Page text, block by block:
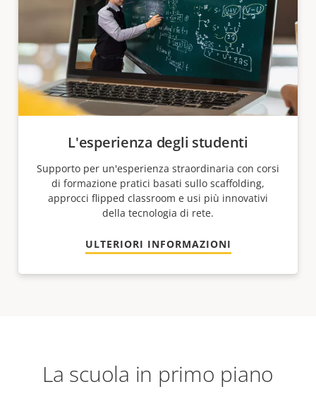
L'esperienza degli studenti
Supporto per un'esperienza straordinaria con corsi
di formazione pratici basati sullo scaffolding,
approcci flipped classroom e usi più innovativi
della tecnologia di rete.
ULTERIORI INFORMAZIONI
La scuola in primo piano